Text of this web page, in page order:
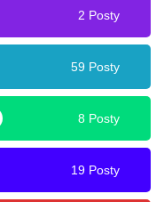
2 Posty
59 Posty
8 Posty
19 Posty